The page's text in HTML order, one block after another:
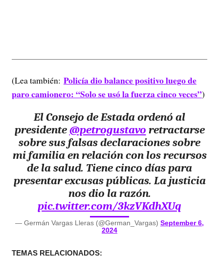
(Lea también: Policía dio balance positivo luego de
paro camionero: “Solo se usó la fuerza cinco veces”)
El Consejo de Estada ordenó al
presidente@petrogustavo retractarse
sobre sus falsas declaraciones sobre
mi familia en relación con los recursos
de la salud. Tiene cinco días para
presentar excusas públicas. La justicia
nos dio la razón.
pic.twitter.com/3kzVKdhXUq
— Germán Vargas Lleras (@German_Vargas) September 6,
2024
TEMAS RELACIONADOS: